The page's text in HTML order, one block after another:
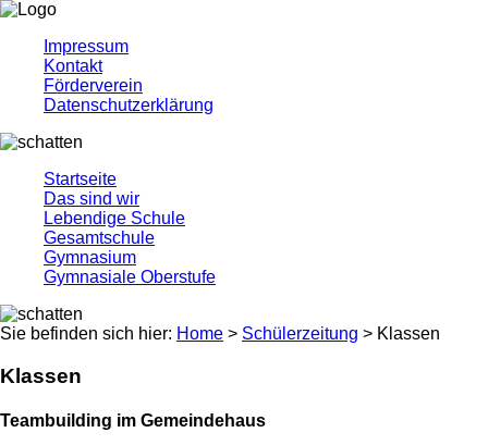
Impressum
Kontakt
Förderverein
Datenschutzerklärung
Startseite
Das sind wir
Lebendige Schule
Gesamtschule
Gymnasium
Gymnasiale Oberstufe
Sie befinden sich hier: Home > Schülerzeitung > Klassen
Klassen
Teambuilding im Gemeindehaus